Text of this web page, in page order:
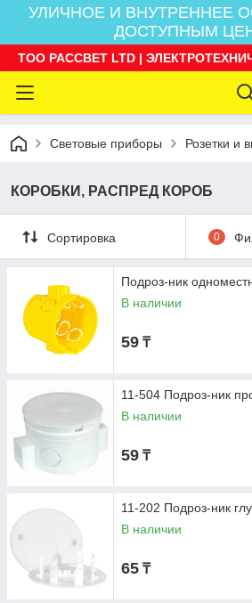
УЛИЧНОЕ И ВНУТРЕННЕЕ
ДОСТУПНЫМ
ТОО РАССВЕТ LTD |
Световые приборы Розетки и
КОРОБКИ, РАСПРЕД КОРОБ
Сортировка 0
Подроз-ник
В наличии
59 ₸
11-504 Подроз-ник
В наличии
59 ₸
11-202 Подроз-ник
В наличии
65 ₸